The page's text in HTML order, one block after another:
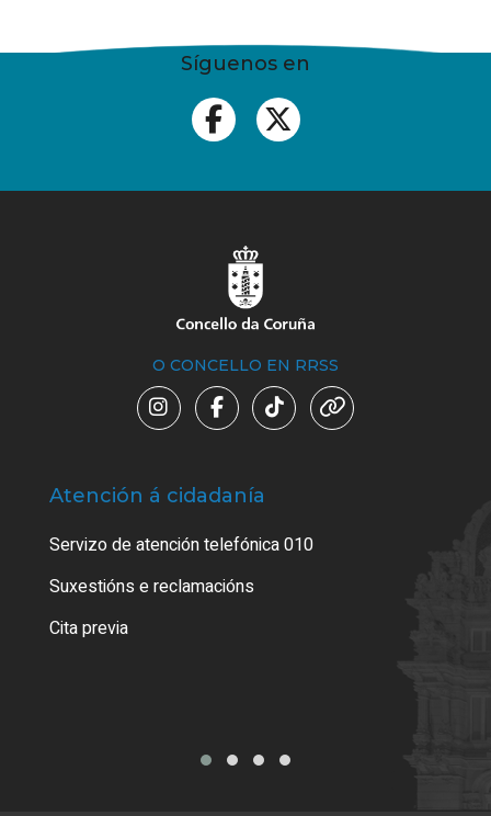
Síguenos en
O CONCELLO EN RRSS
Atención á cidadanía
Servizo de atención telefónica 010
Suxestións e reclamacións
Cita previa